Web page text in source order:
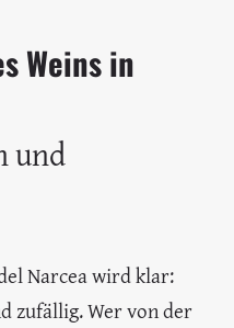
Weins in
und
Narcea wird klar:
zufällig. Wer von der